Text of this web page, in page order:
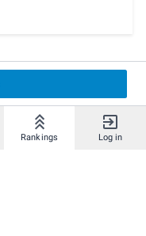
Rankings Log in